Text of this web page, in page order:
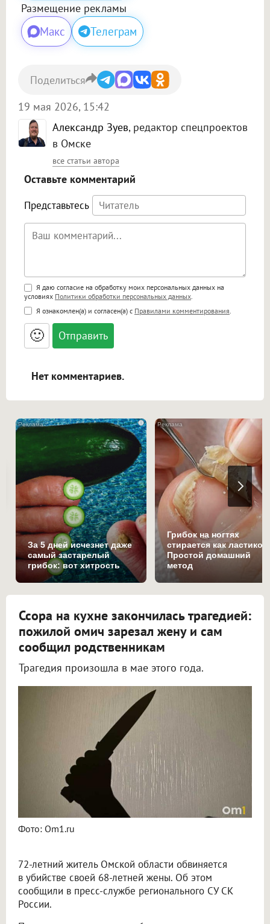
Размещение рекламы
Макс Телеграм
Александр Зуев, редактор спецпроектов
в Омске
все статьи автора
19 мая 2026, 15:42
Поделиться
Оставьте комментарий
Представьтесь
Поддержка HTML
<b>, <strong>, <u>, <i>, <em>, <s>, <big>,
<small>, <sup>, <sub>, <pre>, <ul>, <ol>, <li>,
<blockquote>, <code> экранирует HTML,
адреса URL автоматически становятся
ссылками, и [img]адрес[/img] будет
Я даю согласие на обработку моих персональных данных на
условиях Политики обработки персональных данных
Я ознакомлен(а) и согласен(а) с Правилами комментирования
🙂
Нет комментариев.
i
За 5 дней исчезнет даже
самый застарелый
грибок: вот хитрость
Грибок на ногтях
стирается как
Простой домашний
метод
Ссора на кухне закончилась трагедией:
пожилой омич зарезал жену и сам
сообщил родственникам
Трагедия произошла в мае этого года.
Фото: Om1.ru
72-летний житель Омской области обвиняется
в убийстве своей 68-летней жены. Об этом
сообщили в пресс-службе регионального СУ СК
России.